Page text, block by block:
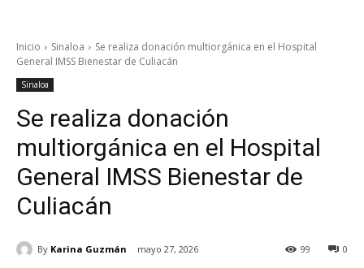
Inicio Sinaloa
Se realiza donación multiorgánica en el Hospital
General IMSS Bienestar de Culiacán
Sinaloa
Se realiza donación
multiorgánica en el Hospital
General IMSS Bienestar de
Culiacán
By Karina Guzmán mayo 27, 2026 0
99